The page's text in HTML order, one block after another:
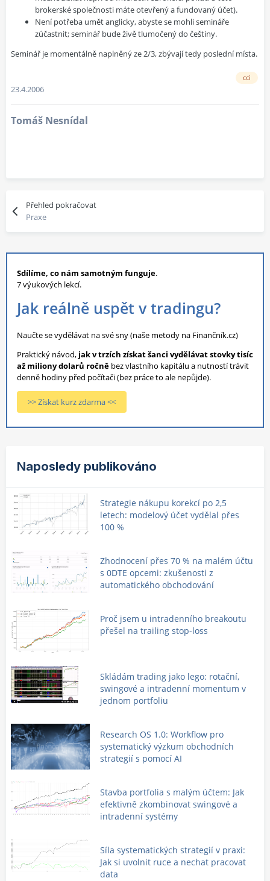
brokerské společnosti máte otevřený a fundovaný účet).
Není potřeba umět anglicky, abyste se mohli semináře
zúčastnit; seminář bude živě tlumočený do češtiny.
Seminář je momentálně naplněný ze 2/3, zbývají tedy poslední místa.
cci
23.4.2006
Tomáš Nesnídal
Přehled pokračovat
Praxe
Sdílíme, co nám samotným funguje.
7 výukových lekcí.
Jak reálně uspět v tradingu?
Naučte se vydělávat na své sny (naše metody na Finančník.cz)
Praktický návod, jak v trzích získat šanci vydělávat stovky tisíc
až miliony dolarů ročně bez vlastního kapitálu a nutností trávit
denně hodiny před počítači (bez práce to ale nepůjde).
>> Získat kurz zdarma <<
Naposledy publikováno
Strategie nákupu korekcí po 2,5
letech: modelový účet vydělal přes
100 %
Zhodnocení přes 70 % na malém účtu
s 0DTE opcemi: zkušenosti z
automatického obchodování
Proč jsem u intradenního breakoutu
přešel na trailing stop-loss
Skládám trading jako lego: rotační,
swingové a intradenní momentum v
jednom portfoliu
Research OS 1.0: Workflow pro
systematický výzkum obchodních
strategií s pomocí AI
Stavba portfolia s malým účtem: Jak
efektivně zkombinovat swingové a
intradenní systémy
Síla systematických strategií v praxi:
Jak si uvolnit ruce a nechat pracovat
data